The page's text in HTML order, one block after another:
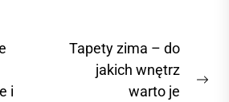
prostota,
funkcjonalność i
naturalne
i
Tapety zima – do
jakich wnętrz
warto je